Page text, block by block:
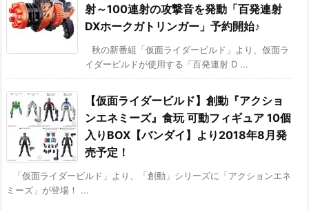
射～100連射の攻撃音を発動「百発連射
DXホークガトリンガー」予約開始♪
秋の新番組「仮面ライダービルド」より、仮面ラ
イダービルドが使用する「百発連射 D ...
【仮面ライダービルド】創動『アクショ
ンエネミーズ』食玩 可動フィギュア 10個
入りBOX【バンダイ】より2018年8月発
売予定！
「仮面ライダービルド」より、「創動」シリーズに「アクションエネ
ミーズ」が登場！ ...